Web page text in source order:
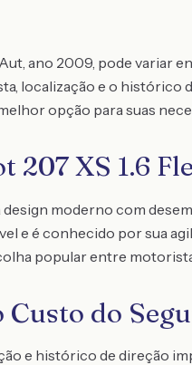
ano 2009, pode variar
localização e o histórico
opção para suas
207 XS 1.6
moderno com
e é conhecido por sua
popular entre
do
e histórico de direção